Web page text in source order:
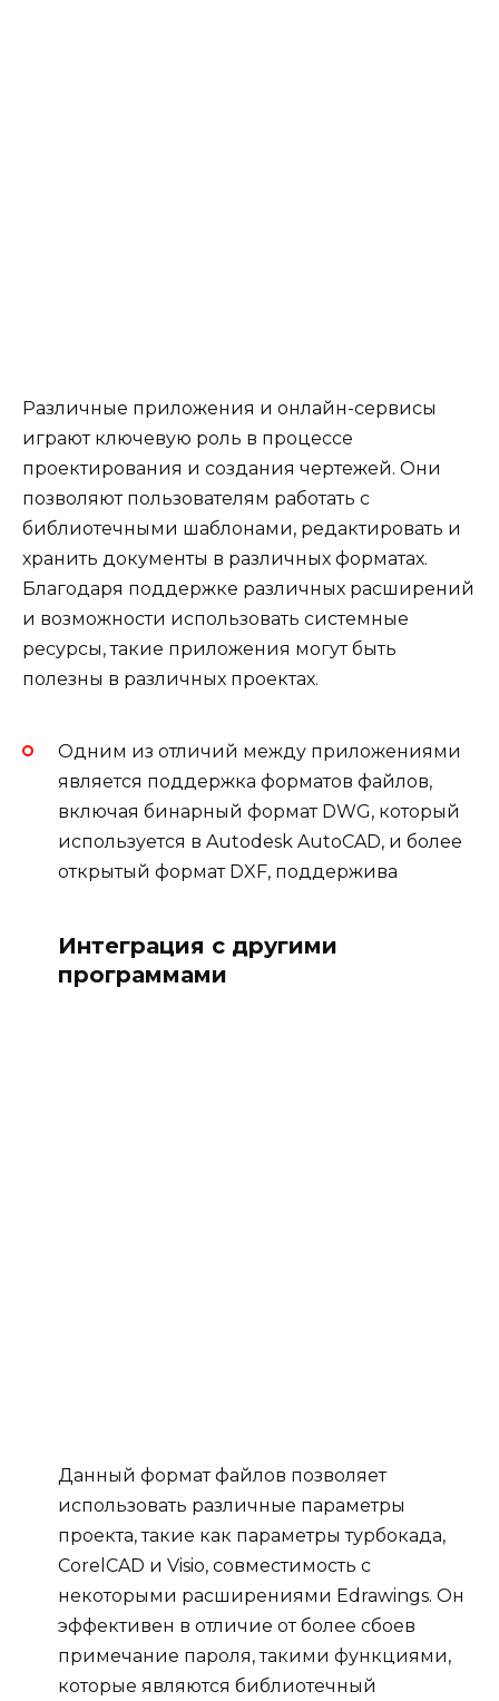
Различные приложения и онлайн-сервисы
играют ключевую роль в процессе
проектирования и создания чертежей. Они
позволяют пользователям работать с
библиотечными шаблонами, редактировать и
хранить документы в различных форматах.
Благодаря поддержке различных расширений
и возможности использовать системные
ресурсы, такие приложения могут быть
полезны в различных проектах.
Одним из отличий между приложениями
является поддержка форматов файлов,
включая бинарный формат DWG, который
используется в Autodesk AutoCAD, и более
открытый формат DXF, поддержива
Интеграция с другими
программами
Данный формат файлов позволяет
использовать различные параметры
проекта, такие как параметры турбокада,
CorelCAD и Visio, совместимость с
некоторыми расширениями Edrawings. Он
эффективен в отличие от более сбоев
примечание пароля, такими функциями,
которые являются библиотечный